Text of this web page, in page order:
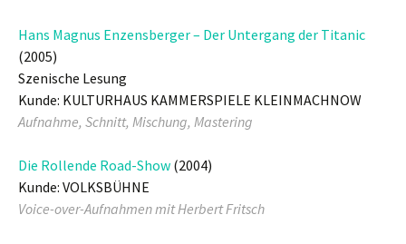
Hans Magnus Enzensberger – Der Untergang der Titanic
(2005)
Szenische Lesung
Kunde: KULTURHAUS KAMMERSPIELE KLEINMACHNOW
Aufnahme, Schnitt, Mischung, Mastering
Die Rollende Road-Show (2004)
Kunde: VOLKSBÜHNE
Voice-over-Aufnahmen mit Herbert Fritsch